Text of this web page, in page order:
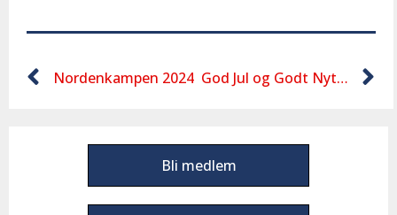
Nordenkampen 2024 God Jul og Godt Nyttår
Bli medlem